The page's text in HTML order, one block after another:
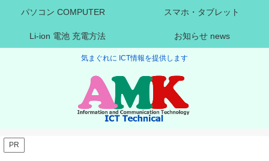
気まぐれに ICT情報を提供します
パソコン COMPUTER スマホ・タブレット
Li-ion 電池 充電方法 お知らせ news
PR